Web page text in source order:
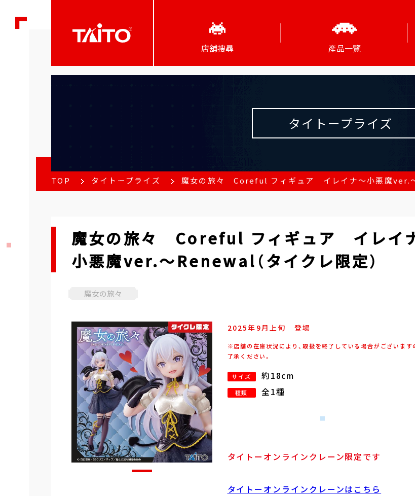
店舖搜尋 產品一覽
タイトープライズ
TOP タイトープライズ 魔女の旅々 Coreful フィギュア イレイナ～小悪魔ver.～
魔女の旅々 Coreful フィギュア イレイ
小悪魔ver.～Renewal（タイクレ限定）
魔女の旅々
2025年 9月上旬 登場
※店舗の在庫状況により、取扱を終了している場合がございます
了承ください。
サイズ 約18cm
種類 全1種
タイトーオンラインクレーン限定です
タイトーオンラインクレーンはこちら